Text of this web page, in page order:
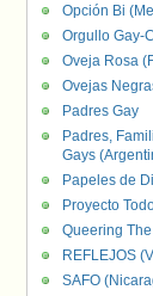
Opción Bi
Orgullo Gay-
Oveja Rosa
Ovejas
Padres Gay
Padres,
Gays
Papeles de
Proyecto
Queering
REFLEJOS
SAFO